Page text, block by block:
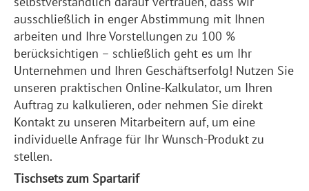
ausschließlich in enger Abstimmung mit Ihnen
arbeiten und Ihre Vorstellungen zu 100 %
berücksichtigen – schließlich geht es um Ihr
Unternehmen und Ihren Geschäftserfolg! Nutzen Sie
unseren praktischen Online-Kalkulator, um Ihren
Auftrag zu kalkulieren, oder nehmen Sie direkt
Kontakt zu unseren Mitarbeitern auf, um eine
individuelle Anfrage für Ihr Wunsch-Produkt zu
stellen.
Tischsets zum Spartarif